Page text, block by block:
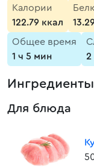
Калории
122.79 ккал
Общее время
1 ч 5 мин
2
Ингредиенты
Для блюда